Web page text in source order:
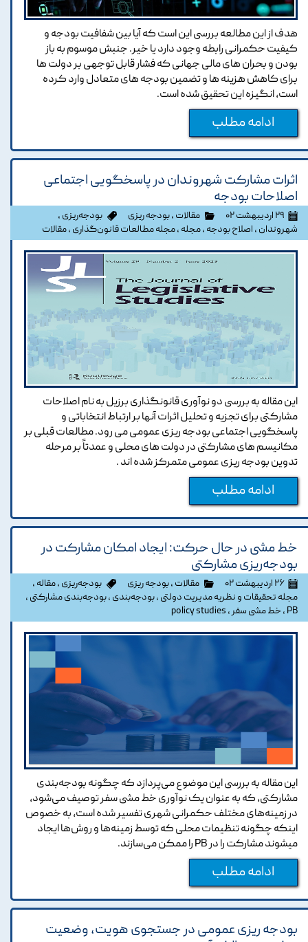
هدف از این مطالعه بررسی این است که آیا بین شفافیت بودجه و
کیفیت حکمرانی رابطه وجود دارد یا خیر. جنبش موسوم به باز
بودن و بحران های مالی جهانی که فشار قابل توجهی بر دولت ها
برای کاهش هزینه ها و تضمین بودجه های متعادل وارد کرده
است، انگیزه این تحقیق شده است.
ادامه مطلب
اثرات مشارکت شهروندان در پاسخگویی اجتماعی
اصلاحات بودجه
۲۹ اردیبهشت ۰۲ مقالات ،بودجه ریزی بودجه‌ریزی ،
شهروندان ، اصلاح بودجه ،مجله ،مجله مطالعات قانون‌گذاری ،مقالات
این مقاله به بررسی دو نوآوری قانونگذاری برزیل به نام اصلاحات
مشارکتی برای تجزیه و تحلیل اثرات آنها بر ارتباط انتخاباتی و
پاسخگویی اجتماعی بودجه ریزی عمومی می رود. مطالعات قبلی بر
مکانیسم های مشارکتی در دولت های محلی و عمدتاً بر مرحله
تدوین بودجه ریزی عمومی متمرکز شده اند .
ادامه مطلب
خط مشی در حال حرکت: ایجاد امکان مشارکت در
بودجه‌ریزی مشارکتی
۲۶ اردیبهشت ۰۲ مقالات ،بودجه ریزی بودجه‌ریزی ،مقاله ،
مجله تحقیقات و نظریه مدیریت دولتی ،بودجه‌بندی ،بودجه‌بندی مشارکتی ،
PB ،خط مشی سفر، policy studies
این مقاله به بررسی این موضوع می‌پردازد که چگونه بودجه‌بندی
مشارکتی‏، که به عنوان یک نوآوری خط مشی سفر توصیف می‌شود،
در زمینه‌های مختلف حکمرانی شهری تفسیر شده است، به خصوص
اینکه چگونه تنظیمات محلی که توسط زمینه‌ها و روش‌ها ایجاد
میشوند مشارکت را در PB را ممکن می‌سازند.
ادامه مطلب
بودجه ریزی عمومی در جستجوی هویت، وضعیت